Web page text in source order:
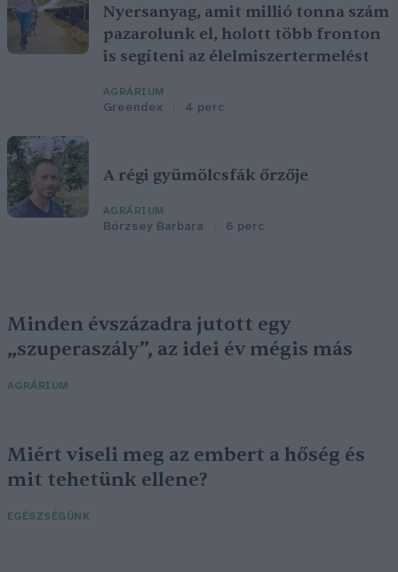
Nyersanyag, amit millió tonna szám
pazarolunk el, holott több fronton
is segíteni az élelmiszertermelést
AGRÁRIUM
Greendex 4 perc
A régi gyümölcsfák őrzője
AGRÁRIUM
Börzsey Barbara 6 perc
Minden évszázadra jutott egy
„szuperaszály”, az idei év mégis más
AGRÁRIUM
Miért viseli meg az embert a hőség és
mit tehetünk ellene?
EGÉSZSÉGÜNK